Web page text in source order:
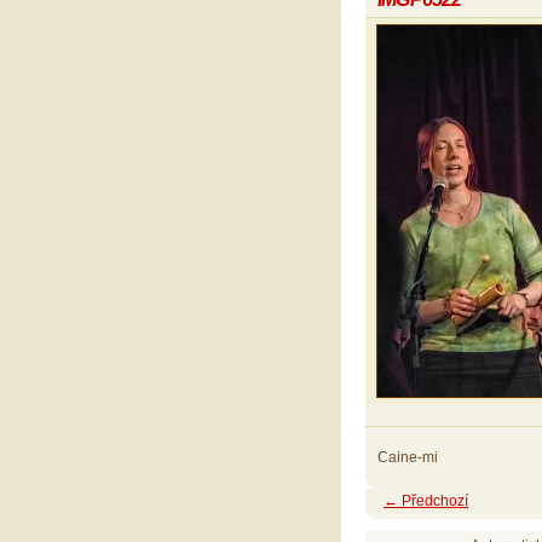
Caine-mi
← Předchozí